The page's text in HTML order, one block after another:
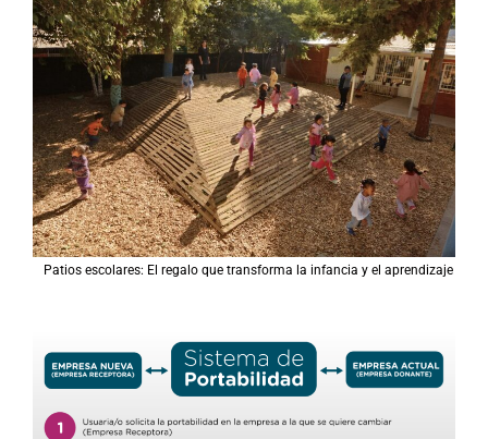
Patios escolares: El regalo que transforma la infancia y el aprendizaje